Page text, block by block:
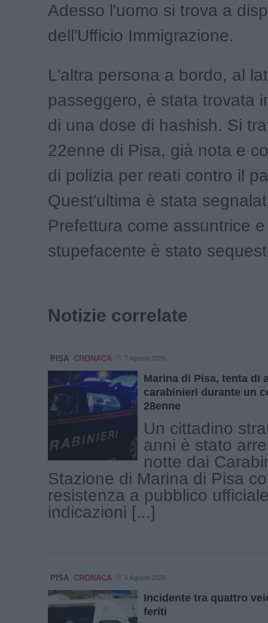
Adesso l'uomo si trova a
dell'Ufficio Immigrazione.
L'altra persona a bordo, al
passeggero, è stata trovata
di una dose di hashish. Si
22enne di Pisa, già nota e
di polizia per reati contro il
Quest'ultima è stata
Prefettura come assuntrice
stupefacente è stato
Notizie correlate
PISA CRONACA 7 Agosto 2026
Marina di Pisa, tenta di
carabinieri durante un
28enne
Un cittadino
anni è stato
notte dai
Stazione di Marina di Pisa
resistenza a pubblico
indicazioni [...]
PISA CRONACA 5 Agosto 2026
Incidente tra quattro
feriti